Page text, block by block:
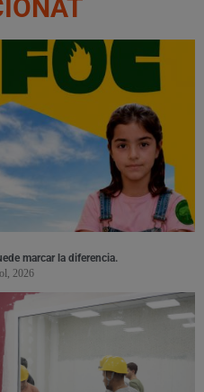
marcar la diferencia.
2026